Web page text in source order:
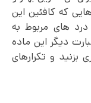
که کافئین این
های مربوط به
دیگر این ماده
بزنید و تکرارهای